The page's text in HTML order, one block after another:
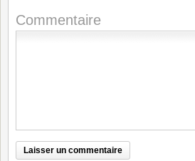
Commentaire